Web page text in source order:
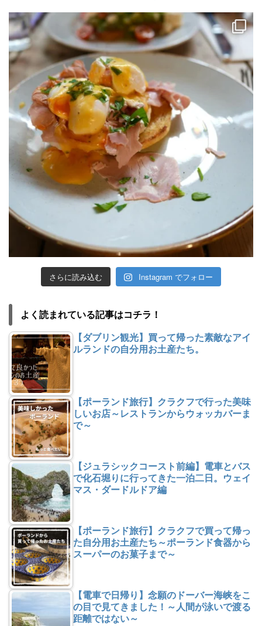
さらに読み込む Instagram でフォロー
よく読まれている記事はコチラ！
【ダブリン観光】買って帰った素敵なアイ
ルランドの自分用お土産たち。
【ポーランド旅行】クラクフで行った美味
しいお店～レストランからウォッカバーま
で～
【ジュラシックコースト前編】電車とバス
で化石堀りに行ってきた一泊二日。ウェイ
マス・ダードルドア編
【ポーランド旅行】クラクフで買って帰っ
た自分用お土産たち～ポーランド食器から
スーパーのお菓子まで～
【電車で日帰り】念願のドーバー海峡をこ
の目で見てきました！～人間が泳いで渡る
距離ではない～